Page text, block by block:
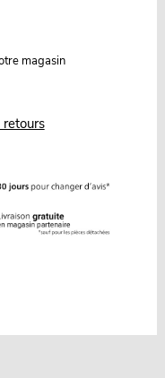
magasin
retours